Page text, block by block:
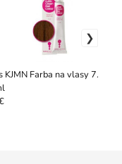
KJMN Farba na vlasy 7.31